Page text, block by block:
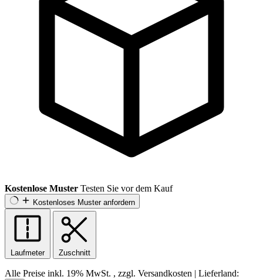
Kostenlose Muster Testen Sie vor dem Kauf
Kostenloses Muster anfordern
Laufmeter Zuschnitt
Alle Preise inkl. 19% MwSt. , zzgl. Versandkosten | Lieferland: